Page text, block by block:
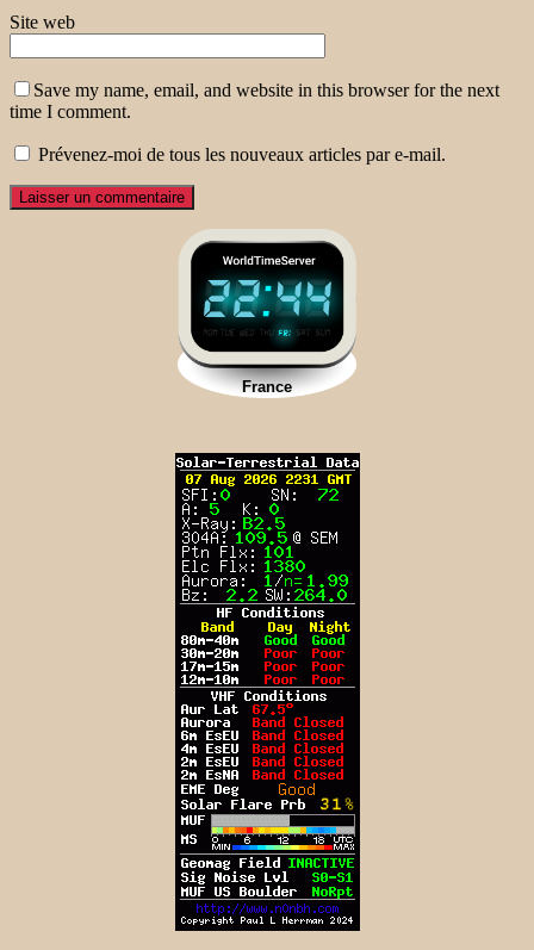
Site web
Save my name, email, and website in this browser for the next
time I comment.
Prévenez-moi de tous les nouveaux articles par e-mail.